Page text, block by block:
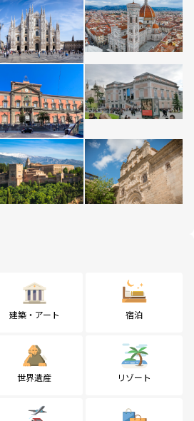
建築・アート 宿泊
世界遺産 リゾート